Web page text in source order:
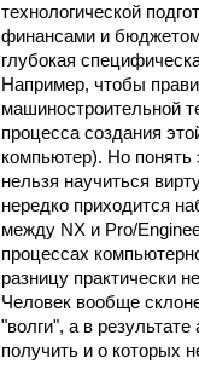
технологической
финансами и
глубокая
Например, чтобы
машиностроительной
процесса создания
компьютер). Но понять
нельзя научиться
нередко приходится
между NX и Pro/
процессах
разницу практически
Человек вообще
"волги", а в
получить и о которых